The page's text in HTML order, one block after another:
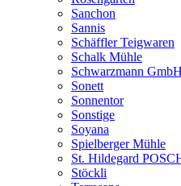
Sanchon
Sannis
Schäffler Teigwaren
Schalk Mühle
Schwarzmann GmbH
Sonett
Sonnentor
Sonstige
Soyana
Spielberger Mühle
St. Hildegard
Stöckli